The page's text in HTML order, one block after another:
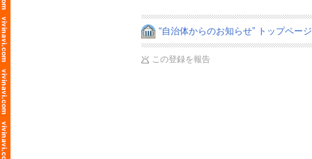
“自治体からのお知らせ” トップペー
この登録を報告